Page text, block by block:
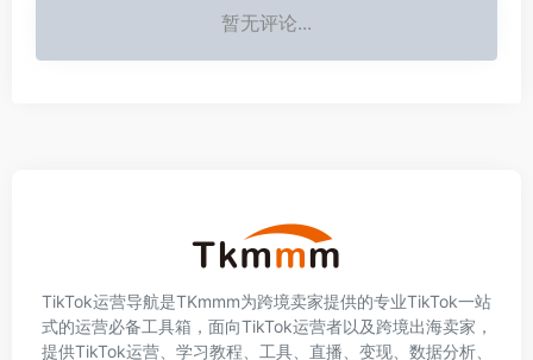
暂无评论...
TikTok运营导航是TKmmm为跨境卖家提供的专业TikTok一站
式的运营必备工具箱，面向TikTok运营者以及跨境出海卖家，
提供TikTok运营、学习教程、工具、直播、变现、数据分析、